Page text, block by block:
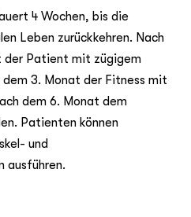
4 Wochen, bis die
Leben zurückkehren. Nach
der Patient mit zügigem
dem 3. Monat der Fitness mit
dem 6. Monat dem
Patienten können
und
ausführen.